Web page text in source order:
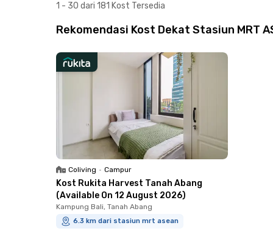
1 - 30 dari 181 Kost Tersedia
Rekomendasi Kost Dekat Stasiun MRT
Coliving • Campur
Kost Rukita Harvest Tanah Abang
(Available On 12 August 2026)
Kampung Bali, Tanah Abang
6.3 km dari stasiun mrt asean